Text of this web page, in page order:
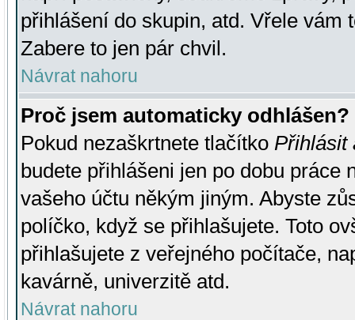
přihlášení do skupin, atd. Vřele vám
Zabere to jen pár chvil.
Návrat nahoru
Proč jsem automaticky odhlášen?
Pokud nezaškrtnete tlačítko Přihlásit
budete přihlášeni jen po dobu práce
vašeho účtu někým jiným. Abyste
políčko, když se přihlašujete. Toto
přihlašujete z veřejného počítače,
kavárně, univerzitě atd.
Návrat nahoru